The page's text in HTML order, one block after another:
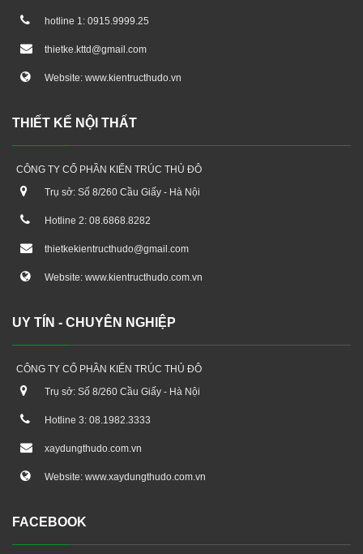
hotline 1: 0915.9999.25
thietke.kttd@gmail.com
Website: www.kientructhudo.vn
THIẾT KẾ NỘI THẤT
CÔNG TY CỔ PHẦN KIẾN TRÚC THỦ ĐÔ
Trụ sở: Số 8/260 Cầu Giấy - Hà Nội
Hotline 2: 08.6868.8282
thietkekientructhudo@gmail.com
Website: www.kientructhudo.com.vn
UY TÍN - CHUYÊN NGHIỆP
CÔNG TY CỔ PHẦN KIẾN TRÚC THỦ ĐÔ
Trụ sở: Số 8/260 Cầu Giấy - Hà Nội
Hotline 3: 08.1982.3333
xaydungthudo.com.vn
Website: www.xaydungthudo.com.vn
FACEBOOK